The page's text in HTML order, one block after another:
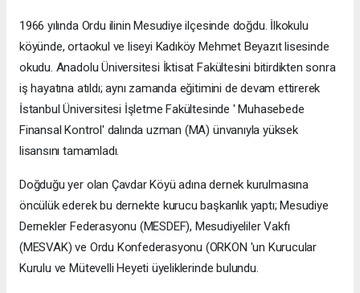
1966 yılında Ordu ilinin Mesudiye ilçesinde doğdu. İlkokulu
köyünde, ortaokul ve liseyi Kadıköy Mehmet Beyazıt lisesinde
okudu. Anadolu Üniversitesi İktisat Fakültesini bitirdikten sonra
iş hayatına atıldı; aynı zamanda eğitimini de devam ettirerek
İstanbul Üniversitesi İşletme Fakültesinde ' Muhasebede
Finansal Kontrol' dalında uzman (MA) ünvanıyla yüksek
lisansını tamamladı.
Doğduğu yer olan Çavdar Köyü adına dernek kurulmasına
öncülük ederek bu dernekte kurucu başkanlık yaptı; Mesudiye
Dernekler Federasyonu (MESDEF), Mesudiyeliler Vakfı
(MESVAK) ve Ordu Konfederasyonu (ORKON 'un Kurucular
Kurulu ve Mütevelli Heyeti üyeliklerinde bulundu.